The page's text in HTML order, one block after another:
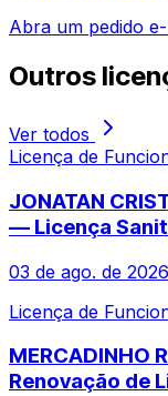
Abra um pedido
Outros
Ver todos
Licença de
JONATAN
— Licença
03 de ago. de 2026
Licença de
MERCADINHO
Renovação de